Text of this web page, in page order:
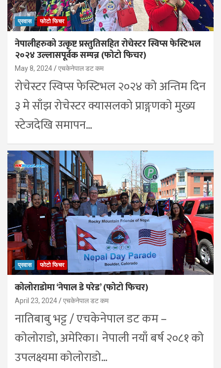
प्रवास फोटो फिचर
नेपालीहरुको उत्कृष्ट प्रस्तुतिसहित रोचेस्टर स्विप्स फेस्टिभल
२०२४ उल्लासपूर्वक सम्पन्न (फोटो फिचर)
May 8, 2024 एचकेनेपाल डट कम
रोचेस्टर स्विप्स फेस्टिभल २०२४ को अन्तिम दिन
३ मे साँझ रोचेस्टर क्यासलको प्राङ्गणको मुख्य
स्टेजदेखि समापन…
प्रवास फोटो फिचर
कोलोराडोमा ‘नेपाल डे परेड’ (फोटो फिचर)
April 23, 2024 एचकेनेपाल डट कम
नातिबाबु भट्ट / एचकेनेपाल डट कम –
कोलोराडो, अमेरिका। नेपाली नयाँ बर्ष २०८१ को
उपलक्ष्यमा कोलोराडो…